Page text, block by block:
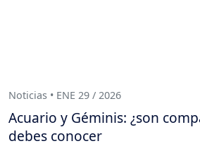
Noticias • ENE 29 / 2026
Acuario y Géminis: ¿son
debes conocer